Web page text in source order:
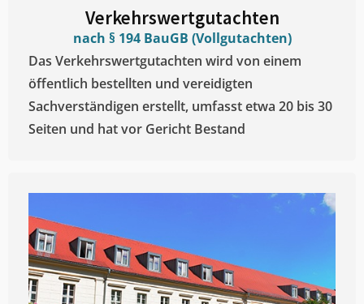
Verkehrswertgutachten
nach § 194 BauGB (Vollgutachten)
Das Verkehrswertgutachten wird von einem
öffentlich bestellten und vereidigten
Sachverständigen erstellt, umfasst etwa 20 bis 30
Seiten und hat vor Gericht Bestand